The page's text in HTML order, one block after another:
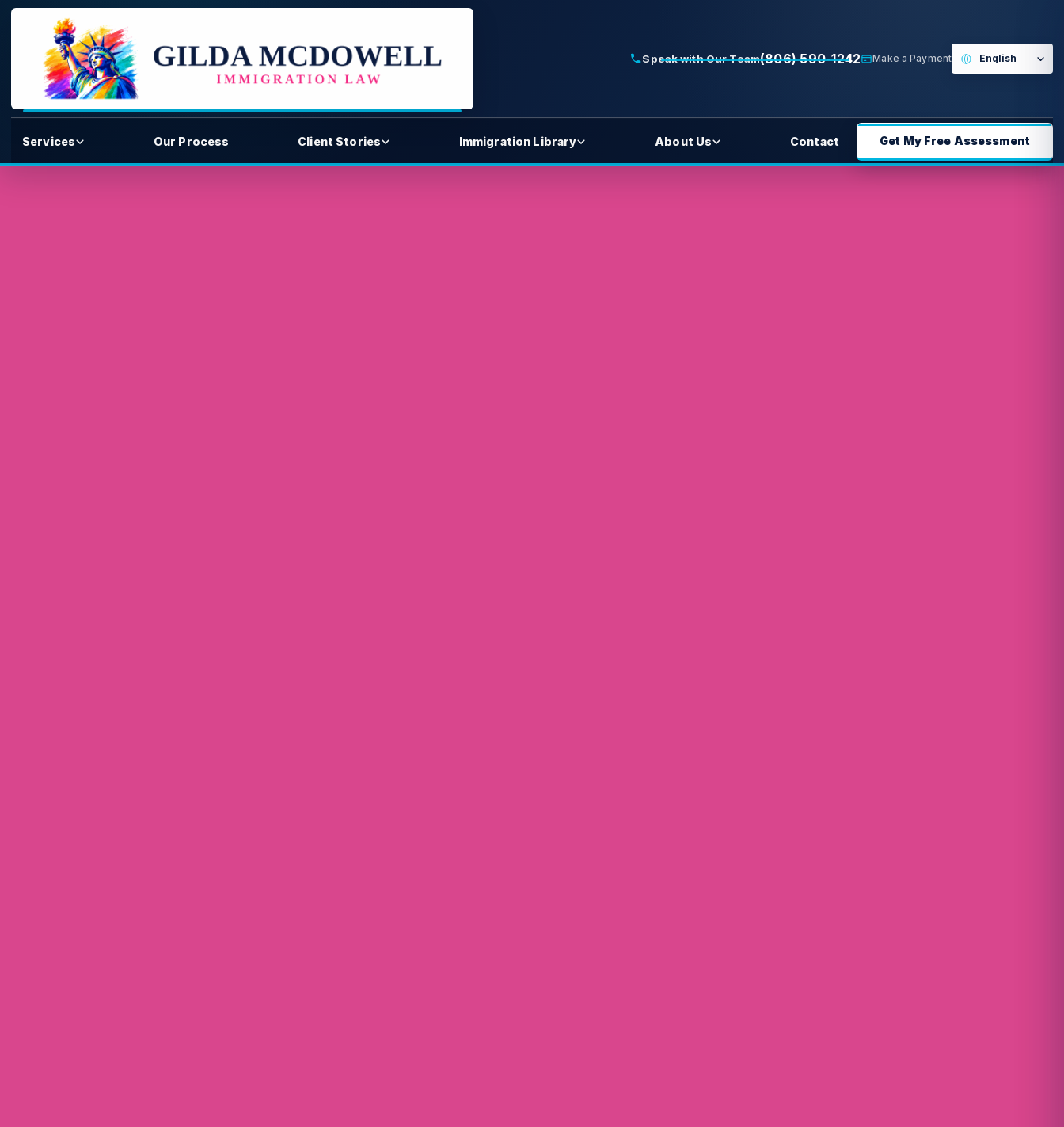
Speak with Our Team(806) 590-1242 Make a Payment
Services Our Process Client Stories Immigration Library About Us Contact Get My Free Assessment